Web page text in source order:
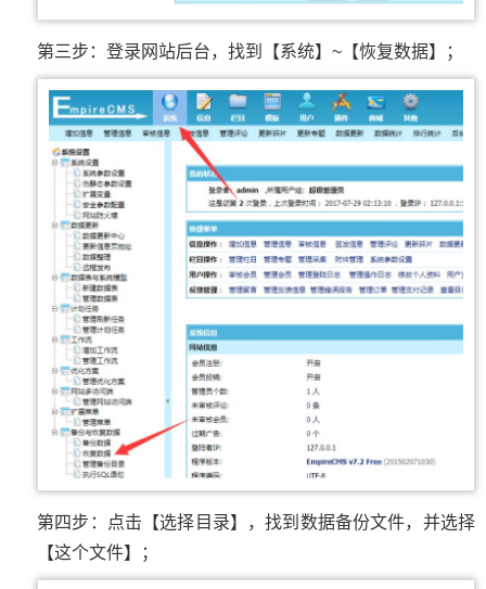
第三步：登录网站后台，找到【系统】~【恢复数据】；
第四步：点击【选择目录】，找到数据备份文件，并选择
【这个文件】；